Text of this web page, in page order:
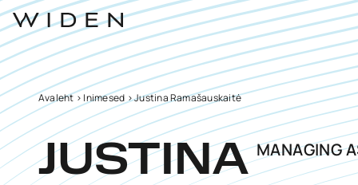
Avaleht> Inimesed >Justina Ramašauskaitė
JUSTINA MANAGING